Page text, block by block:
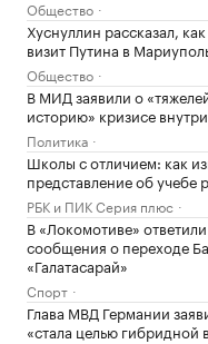
Общество
Хуснуллин рассказал,
визит Путина в
Общество
В МИД заявили о
историю» кризисе
Политика
Школы с отличием: как
представление об учебе
РБК и ПИК Серия плюс
В «Локомотиве»
сообщения о переходе
«Галатасарай»
Спорт
Глава МВД Германии
«стала целью гибридной